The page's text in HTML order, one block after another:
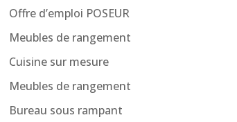
Offre d’emploi POSEUR
Meubles de rangement
Cuisine sur mesure
Meubles de rangement
Bureau sous rampant